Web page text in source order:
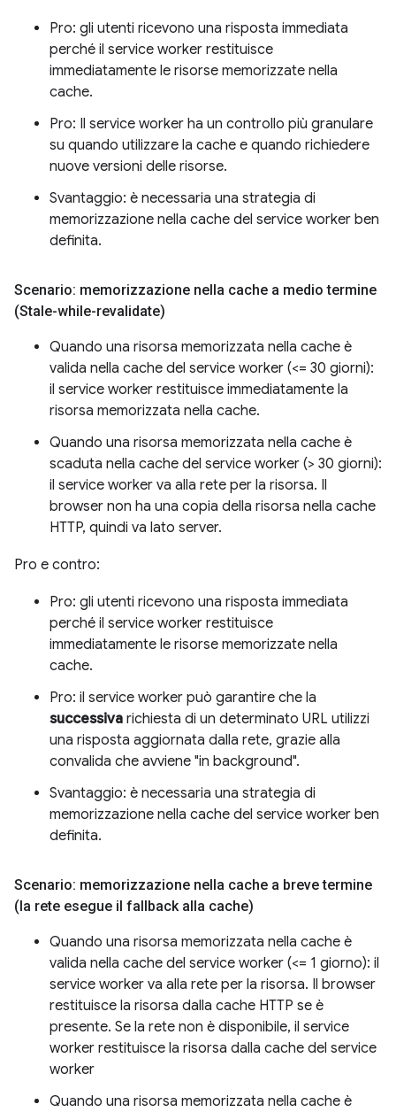
Pro: gli utenti ricevono una risposta immediata
perché il service worker restituisce
immediatamente le risorse memorizzate nella
cache.
Pro: Il service worker ha un controllo più granulare
su quando utilizzare la cache e quando richiedere
nuove versioni delle risorse.
Svantaggio: è necessaria una strategia di
memorizzazione nella cache del service worker ben
definita.
Scenario: memorizzazione nella cache a medio termine
(Stale-while-revalidate)
Quando una risorsa memorizzata nella cache è
valida nella cache del service worker (<= 30 giorni):
il service worker restituisce immediatamente la
risorsa memorizzata nella cache.
Quando una risorsa memorizzata nella cache è
scaduta nella cache del service worker (> 30 giorni):
il service worker va alla rete per la risorsa. Il
browser non ha una copia della risorsa nella cache
HTTP, quindi va lato server.
Pro e contro:
Pro: gli utenti ricevono una risposta immediata
perché il service worker restituisce
immediatamente le risorse memorizzate nella
cache.
Pro: il service worker può garantire che la
successiva richiesta di un determinato URL utilizzi
una risposta aggiornata dalla rete, grazie alla
convalida che avviene "in background".
Svantaggio: è necessaria una strategia di
memorizzazione nella cache del service worker ben
definita.
Scenario: memorizzazione nella cache a breve termine
(la rete esegue il fallback alla cache)
Quando una risorsa memorizzata nella cache è
valida nella cache del service worker (<= 1 giorno): il
service worker va alla rete per la risorsa. Il browser
restituisce la risorsa dalla cache HTTP se è
presente. Se la rete non è disponibile, il service
worker restituisce la risorsa dalla cache del service
worker
Quando una risorsa memorizzata nella cache è